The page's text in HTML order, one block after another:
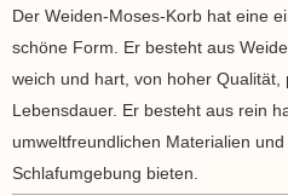
Der Weiden-Moses-Korb hat eine
schöne Form. Er besteht aus
weich und hart, von hoher
Lebensdauer. Er besteht aus rein
umweltfreundlichen Materialien
Schlafumgebung bieten.